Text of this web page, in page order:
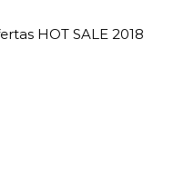
HOT SALE 2018